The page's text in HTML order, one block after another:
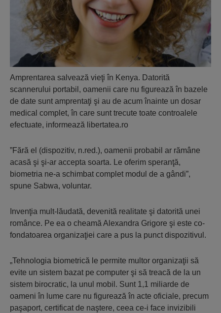
Amprentarea salvează vieţi în Kenya. Datorită
scannerului portabil, oamenii care nu figurează în bazele
de date sunt amprentaţi şi au de acum înainte un dosar
medical complet, în care sunt trecute toate controalele
efectuate, informează libertatea.ro
”Fără el (dispozitiv, n.red.), oamenii probabil ar rămâne
acasă şi şi-ar accepta soarta. Le oferim speranţă,
biometria ne-a schimbat complet modul de a gândi”,
spune Sabwa, voluntar.
Invenţia mult-lăudată, devenită realitate şi datorită unei
românce. Pe ea o cheamă Alexandra Grigore şi este co-
fondatoarea organizaţiei care a pus la punct dispozitivul.
„Tehnologia biometrică le permite multor organizaţii să
evite un sistem bazat pe computer şi să treacă de la un
sistem birocratic, la unul mobil. Sunt 1,1 miliarde de
oameni în lume care nu figurează în acte oficiale, precum
paşaport, certificat de naştere, ceea ce-i face invizibili